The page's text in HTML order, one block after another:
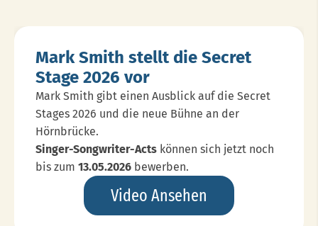
Mark Smith stellt die Secret
Stage 2026 vor
Mark Smith gibt einen Ausblick auf die Secret
Stages 2026 und die neue Bühne an der
Hörnbrücke.
Singer-Songwriter-Acts können sich jetzt noch
bis zum 13.05.2026 bewerben.
Video Ansehen
Mark
Smith